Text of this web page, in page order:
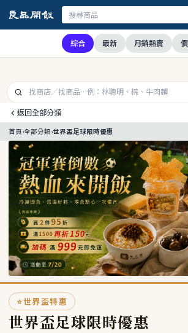
證，本公司全品項與上游供應商均未採用問題油品
綜合 最新 月銷熱賣
返回全部分類
首頁›全部分類›世界盃足球限時優惠
⭐世界盃特惠
世界盃足球限時優惠